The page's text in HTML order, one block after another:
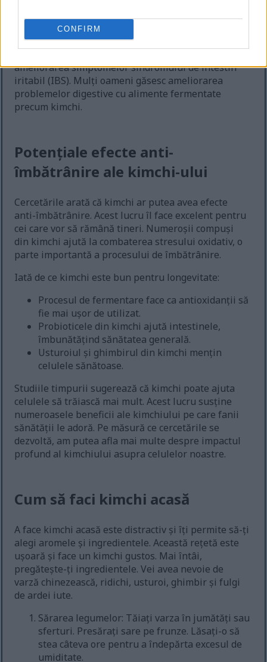
CONFIRM
Adăugarea de kimchi la mese poate ajuta la reglarea
tranzitului intestinal. Conține fibre alimentare care
ameliorarea simptomelor sindromului de intestin
iritabil (IBS). Mulți oameni găsesc ameliorarea
problemelor digestive cu alimente fermentate
precum kimchi.
Potențiale efecte anti-
îmbătrânire ale kimchi-ului
Cercetările arată că kimchi ar putea avea efecte
anti-îmbătrânire. Acest lucru îl face excelent pentru
cei care vor să rămână tineri. Numeroșii compuși
din kimchi ajută la combaterea stresului oxidativ, o
parte importantă a procesului de îmbătrânire.
Iată de ce kimchi este bun pentru longevitate:
Procesul de fermentare face ca antioxidanții să
fie mai ușor de utilizat.
Probioticele din kimchi ajută intestinele,
îmbunătățind sănătatea generală.
Usturoiul și ghimbirul din kimchi mențin
celulele sănătoase.
Studiile timpurii sugerează că kimchi poate ajuta
celulele să trăiască mai mult. Acest lucru susține
numeroasele beneficii ale kimchiului pe care fanii
sănătății le adoră. Pe măsură ce cercetările se
dezvoltă, am putea afla mai multe despre impactul
profund al kimchiului asupra celulelor noastre.
Cum să faci kimchi acasă
A face kimchi acasă este distractiv și îți permite să-ți
alegi aromele și ingredientele. Această rețetă este
ușoară și face un kimchi gustos. Mai întâi,
pregătește-ți ingredientele. Vei avea nevoie de
varză chinezească, ridichi, usturoi, ghimbir și fulgi
de ardei iute.
Sărarea legumelor: Tăiați varza în jumătăți sau
sferturi. Presărați sare pe frunze. Lăsați-o să
stea câteva ore pentru a îndepărta excesul de
umiditate.